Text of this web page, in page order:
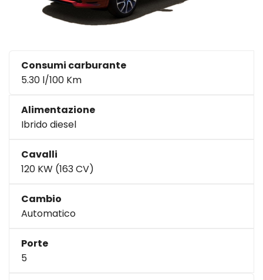
Consumi carburante
5.30 l/100 Km
Alimentazione
Ibrido diesel
Cavalli
120 KW (163 CV)
Cambio
Automatico
Porte
5